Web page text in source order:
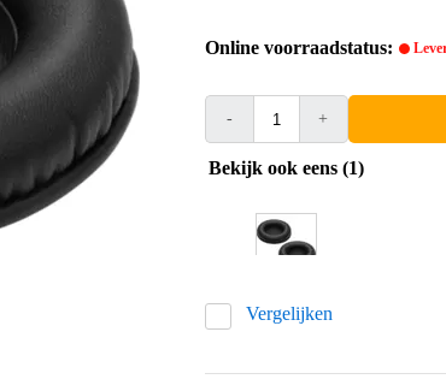
Online voorraadstatus:
- +
Bekijk ook eens (1)
Vergelijken